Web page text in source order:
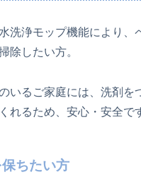
洗浄モップ機能により、
除したい方。
いるご家庭には、洗剤を
れるため、安心・安全で
ちたい方